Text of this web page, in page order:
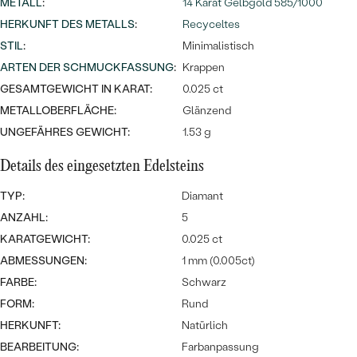
PERSONALISIERT
MINIMALISTISCH
NACH ANLASS
NACH DER FARBE
MASSGEFERTIGTER
DIAMANTEN
Meistverkaufte
Ohrrinnge
ANSEHEN
Personalisierte
Halsketten
Meistverkaufte
Ringe
ANSEHEN
METALL:
14 Karat Gelbgold 585/1000
HERKUNFT DES METALLS:
Recyceltes
STIL:
Minimalistisch
ARTEN DER SCHMUCKFASSUNG: Krappen
GESAMTGEWICHT IN KARAT:
0.025 ct
METALLOBERFLÄCHE:
Glänzend
UNGEFÄHRES GEWICHT:
1.53 g
Details des eingesetzten Edelsteins
TYP:
Diamant
ANZAHL:
5
KARATGEWICHT:
0.025 ct
ABMESSUNGEN:
1 mm (0.005ct)
FARBE:
Schwarz
FORM:
Rund
HERKUNFT:
Natürlich
BEARBEITUNG:
Farbanpassung